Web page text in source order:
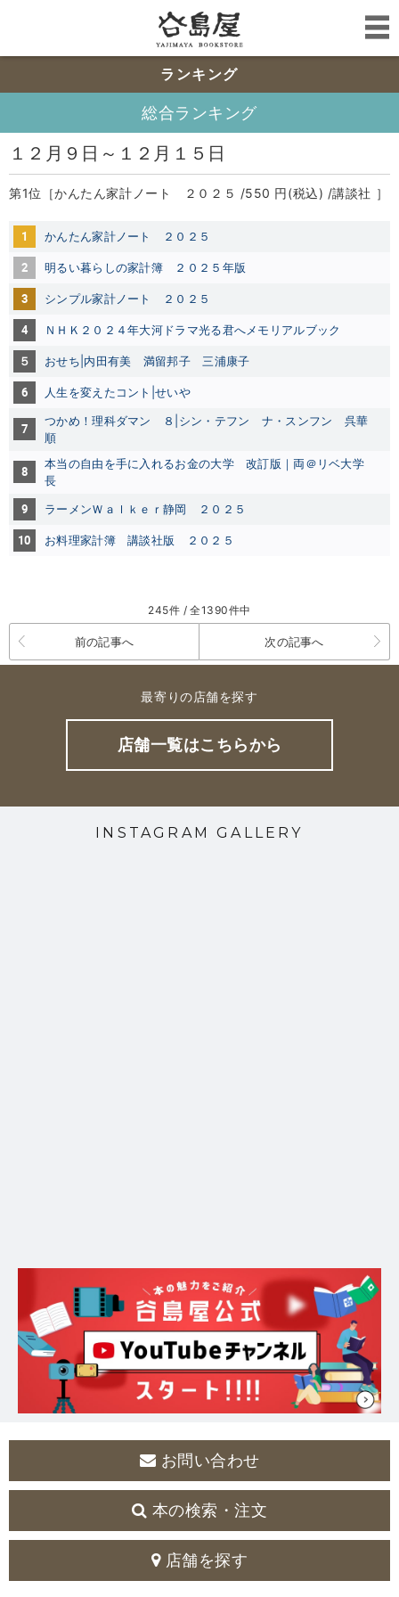
ランキング
総合ランキング
１２月９日～１２月１５日
第1位［かんたん家計ノート ２０２５ /550 円(税込) /講談社 ］
1 かんたん家計ノート ２０２５
2 明るい暮らしの家計簿 ２０２５年版
3 シンプル家計ノート ２０２５
4 ＮＨＫ２０２４年大河ドラマ光る君へメモリアルブック
５ おせち|内田有美 満留邦子 三浦康子
6 人生を変えたコント|せいや
7 つかめ！理科ダマン ８|シン・テフン ナ・スンフン
呉華
順
8
本当の自由を手に入れるお金の大学 改訂版｜両＠リベ大学
長
9 ラーメンＷａｌｋｅｒ静岡 ２０２５
10 お料理家計簿 講談社版 ２０２５
245件 / 全1390件中
前の記事へ 次の記事へ
最寄りの店舗を探す
店舗一覧はこちらから
INSTAGRAM GALLERY
お問い合わせ
本の検索・注文
店舗を探す